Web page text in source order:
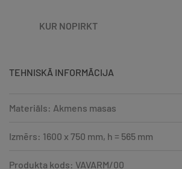
KUR NOPIRKT
TEHNISKĀ INFORMĀCIJA
Materiāls: Akmens masas
Izmērs: 1600 x 750 mm, h = 565 mm
Produkta kods: VAVARM/00